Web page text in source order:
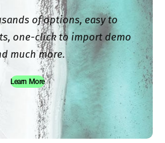
of options, easy to
one-click to import demo
much more.
Learn More